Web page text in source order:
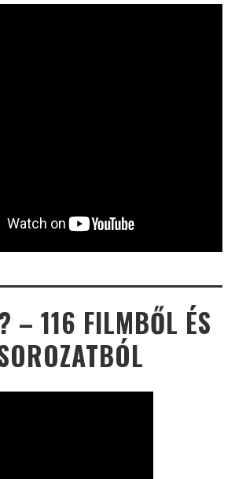
– 116 FILMBŐL ÉS